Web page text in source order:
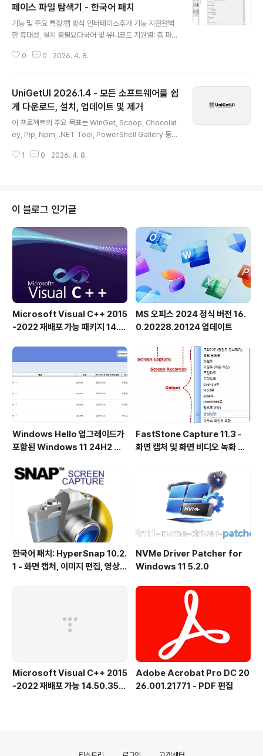
페이스 파일 탐색기 - 한국어 패치
기능 및 주요 특징:탭 방식 인터페이스추가 기능 지원완벽
한 휴대성, 설치 불필요다국어 및 유니코드 지원열: 총 파일
스처, 별칭, 4개 창 모드오픈 소스64비트(TE64.exe/x6
팩: ko.xml부가 기능아이콘 팩분할 - 9-탭
0 0 2026. 4. 8.
UniGetUI 2026.1.4 - 모든 소프트웨어를 쉽
게 다운로드, 설치, 업데이트 및 제거
이 프로젝트의 주요 목표는 WinGet, Scoop, Chocolat
ey, Pip, Npm, .NET Tool, PowerShell Gallery 등
관리자를 위한 직관적인 GUI를 만드는 것입니다 (패키지
한 작업을 수행할 수 있습니다.면책 조항: 이 프로젝트는 지
원되는 패키지 관리자와 아무런 관련이 없으며, 완전히 비
공식적인 프로젝트입니다. UniGetUI 개발자인 저는 다운
로드된 소프트웨어에 대해 어떠한 책임도 지지 않습니다.
사용 시 주의를 기울여 주십시오.공식..
1 0 2026. 4. 8.
이 블로그 인기글
Microsoft Visual C++ 2015
-2022 재배포 가능 패키지 14.5
MS 오피스 2024 정식 버전 16.
0.20228.20124 업데이트
Windows Hello 업그레이드가
포함된 Windows 11 24H2 및
출시
FastStone Capture 11.3 -
화면 캡처 및 화면 비디오 녹화 도
한국어 패치: HyperSnap 10.2.
1 - 화면 캡처, 이미지 편집, 영상
NVMe Driver Patcher for
Windows 11 5.2.0
Microsoft Visual C++ 2015
-2022 재배포 가능 14.50.356
Adobe Acrobat Pro DC 20
26.001.21771 - PDF 편집